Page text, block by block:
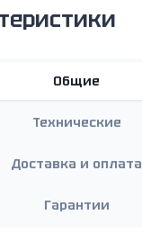
Общие
Технические
Доставка и оплата
Гарантии